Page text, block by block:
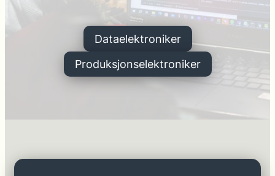
Dataelektroniker
Produksjonselektroniker